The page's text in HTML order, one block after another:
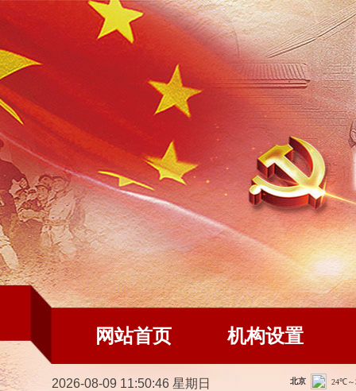
网站首页 机构设置
2026-08-09 11:50:47 星期日